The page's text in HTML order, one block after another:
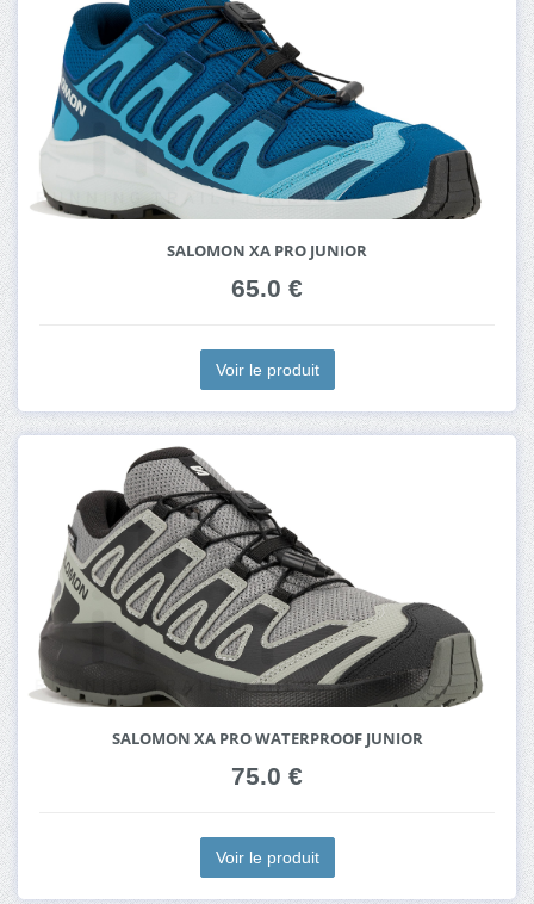
SALOMON XA PRO JUNIOR
65.0 €
Voir le produit
SALOMON XA PRO WATERPROOF JUNIOR
75.0 €
Voir le produit